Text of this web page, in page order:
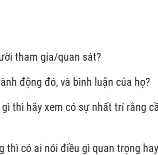
tham gia/quan sát?
động đó, và bình luận của họ?
thì hãy xem có sự nhất trí rằng
thì có ai nói điều gì quan trọng